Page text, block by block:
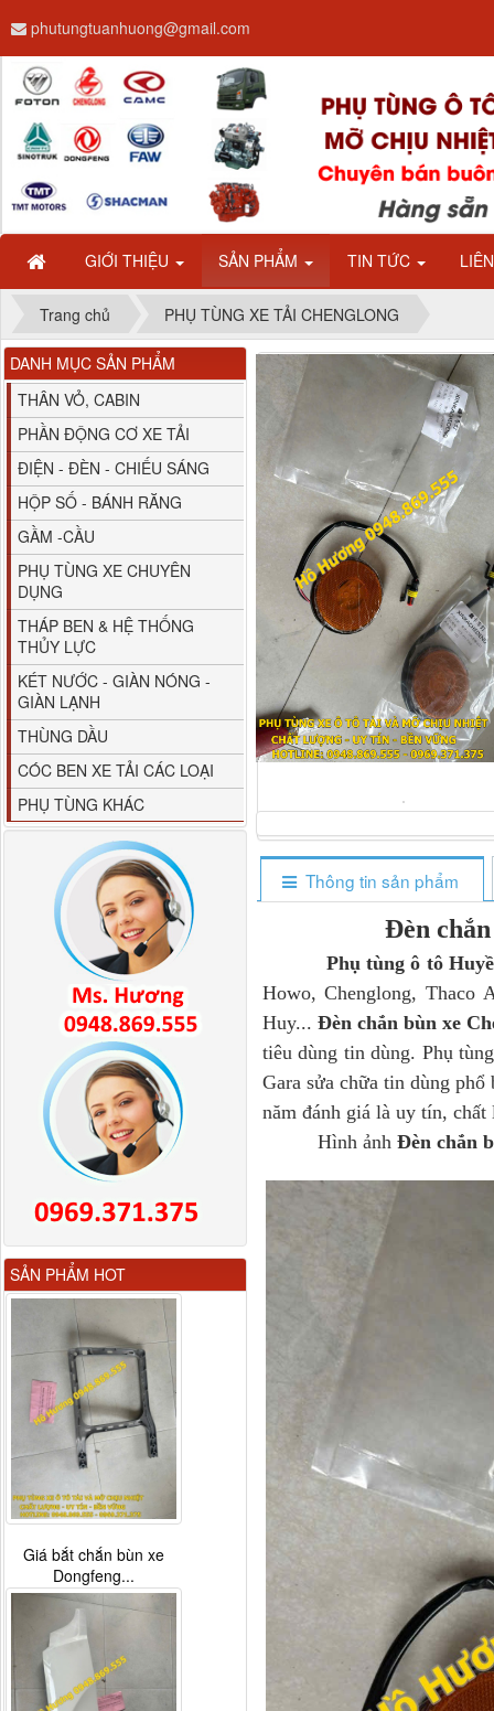
GIỚI THIỆU SẢN PHẨM TIN TỨC
phutungtuanhuong@gmail.com
Trang chủ PHỤ TÙNG XE TẢI CHENGLONG
Thông tin sản phẩm
Đèn
Phụ tùng ô tô
Howo, Chenglong, Thaco
Huy... Đèn chắn bùn xe
tiêu dùng tin dùng. Phụ
Gara sửa chữa tin dùng
năm đánh giá là uy tín,
Hình ảnh Đèn chắn
DANH MỤC SẢN PHẨM
THÂN VỎ, CABIN
PHẦN ĐỘNG CƠ XE TẢI
ĐIỆN - ĐÈN - CHIẾU SÁNG
HỘP SỐ - BÁNH RĂNG
GẦM -CẦU
PHỤ TÙNG XE CHUYÊN
DỤNG
THÁP BEN & HỆ THỐNG
THỦY LỰC
KÉT NƯỚC - GIÀN NÓNG -
GIÀN LẠNH
THÙNG DẦU
CÓC BEN XE TẢI CÁC LOẠI
PHỤ TÙNG KHÁC
SẢN PHẨM HOT
Dây ga CAMC H08 dài
2.68m
Bình nước phụ
Chenglong hải âu...
80YHCB-60 Bơm xăng
dầu 60m3/h...
M4610162101A0 Tapbi
cửa Thaco...
Gương chiếu hậu FAW
JH6 có sấy...
Giá bắt chắn bùn xe
Dongfeng...